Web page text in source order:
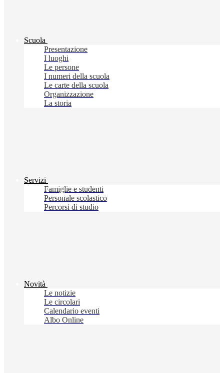
Scuola
Presentazione
I luoghi
Le persone
I numeri della scuola
Le carte della scuola
Organizzazione
La storia
Servizi
Famiglie e studenti
Personale scolastico
Percorsi di studio
Novità
Le notizie
Le circolari
Calendario eventi
Albo Online